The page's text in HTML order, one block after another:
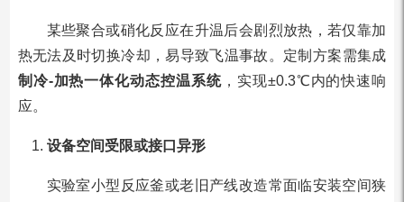
某些聚合或硝化反应在升温后会剧烈放热，若仅靠加
热无法及时切换冷却，易导致飞温事故。定制方案需集成
制冷-加热一体化动态控温系统，实现±0.3℃内的快速响
应。
设备空间受限或接口异形
实验室小型反应釜或老旧产线改造常面临安装空间狭